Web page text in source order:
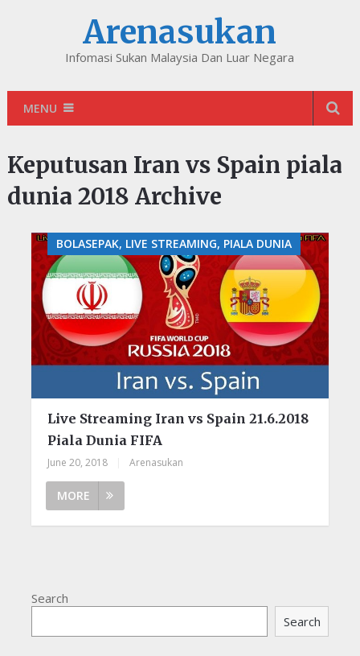
Arenasukan
Infomasi Sukan Malaysia Dan Luar Negara
MENU
Keputusan Iran vs Spain piala
dunia 2018 Archive
BOLASEPAK, LIVE STREAMING, PIALA DUNIA
Live Streaming Iran vs Spain 21.6.2018
Piala Dunia FIFA
June 20, 2018 Arenasukan
MORE
Search
Search